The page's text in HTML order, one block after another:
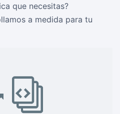
que necesitas?
a medida para tu